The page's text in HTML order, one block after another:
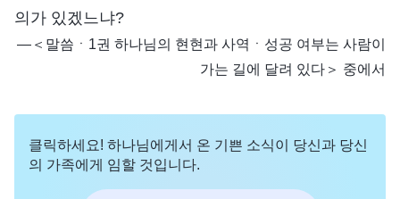
의가 있겠느냐?
―＜말씀ㆍ1권 하나님의 현현과 사역ㆍ성공 여부는 사람이
가는 길에 달려 있다＞ 중에서
클릭하세요! 하나님에게서 온 기쁜 소식이 당신과 당신
의 가족에게 임할 것입니다.